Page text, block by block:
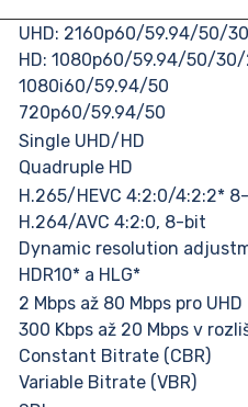
UHD: 2160p60/59.94/50/
HD: 1080p60/59.94/50/
1080i60/59.94/50
720p60/59.94/50
Single UHD/HD
Quadruple HD
H.265/HEVC 4:2:0/4:2:2*
H.264/AVC 4:2:0, 8-bit
Dynamic resolution
HDR10* a HLG*
2 Mbps až 80 Mbps pro UHD
300 Kbps až 20 Mbps v
Constant Bitrate (CBR)
Variable Bitrate (VBR)